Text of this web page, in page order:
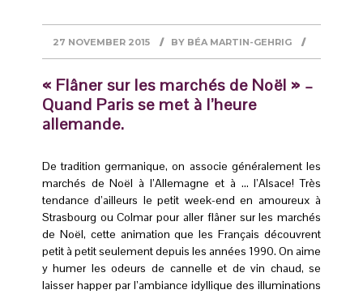
27 NOVEMBER 2015 BY BÉA MARTIN-GEHRIG
« Flâner sur les marchés de Noël » –
Quand Paris se met à l’heure
allemande.
De tradition germanique, on associe généralement les
marchés de Noël à l’Allemagne et à … l’Alsace! Très
tendance d’ailleurs le petit week-end en amoureux à
Strasbourg ou Colmar pour aller flâner sur les marchés
de Noël, cette animation que les Français découvrent
petit à petit seulement depuis les années 1990. On aime
y humer les odeurs de cannelle et de vin chaud, se
laisser happer par l’ambiance idyllique des illuminations